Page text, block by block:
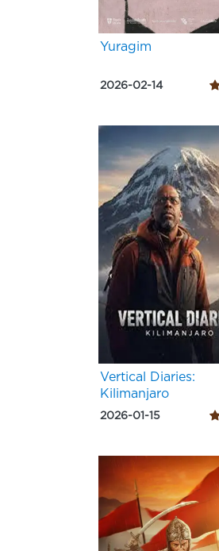
Yuragim
2026-02-14
Vertical Diaries:
Kilimanjaro
2026-01-15